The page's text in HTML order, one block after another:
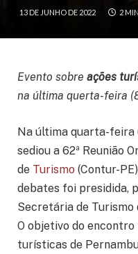
13 DE JUNHO DE 2022 2
Evento sobre ações
na última querta-feira
Na última quarta-feira
sediou a 62ª Reunião
de Turismo (Contur-
debates foi presidida,
Secretária de Turismo
O objetivo do
turísticas de